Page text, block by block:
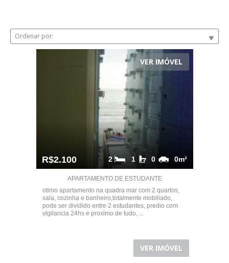
Ordenar por:
VER IMÓVEL
R$2.100 0m²
0
1
2
APARTAMENTO DE ESTUDANTE
otimo apartamento na quadra mar com 2 quartos,
sala, cozinha e banheiro,totalmente mobiliado,
pode ser dividido entre 2 estudantes, predio com
vigilancia 24hs e proximo de tudo, ...
VER IMÓVEL